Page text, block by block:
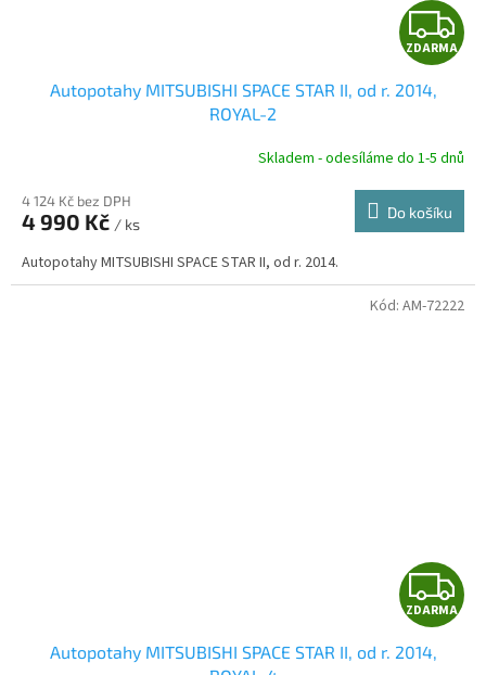
Z
D
R
ZDARMA
Autopotahy MITSUBISHI SPACE STAR II, od r. 2014,
ROYAL-2
Skladem - odesíláme do 1-5 dnů
4 124 Kč bez DPH
4 990 Kč / ks
Do košíku
Autopotahy MITSUBISHI SPACE STAR II, od r. 2014.
Z
D
ZDARMA
Autopotahy MITSUBISHI SPACE STAR II, od r. 2014,
Kód: AM-72222